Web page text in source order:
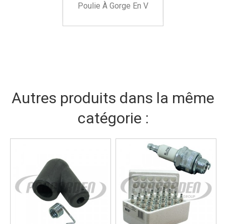
Poulie À Gorge En V
Autres produits dans la même
catégorie :